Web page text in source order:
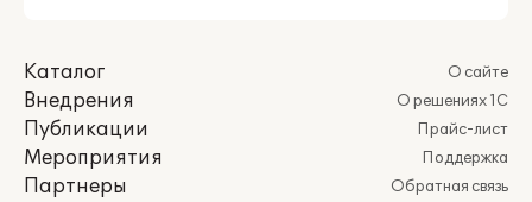
Каталог
Внедрения
Публикации
Мероприятия
Партнеры
О сайте
О решениях 1С
Прайс-лист
Поддержка
Обратная связь